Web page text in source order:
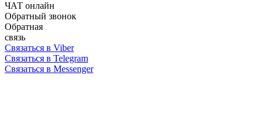
ЧАТ онлайн
Обратный звонок
Обратная
связь
Связаться в Viber
Связаться в Telegram
Связаться в Messenger